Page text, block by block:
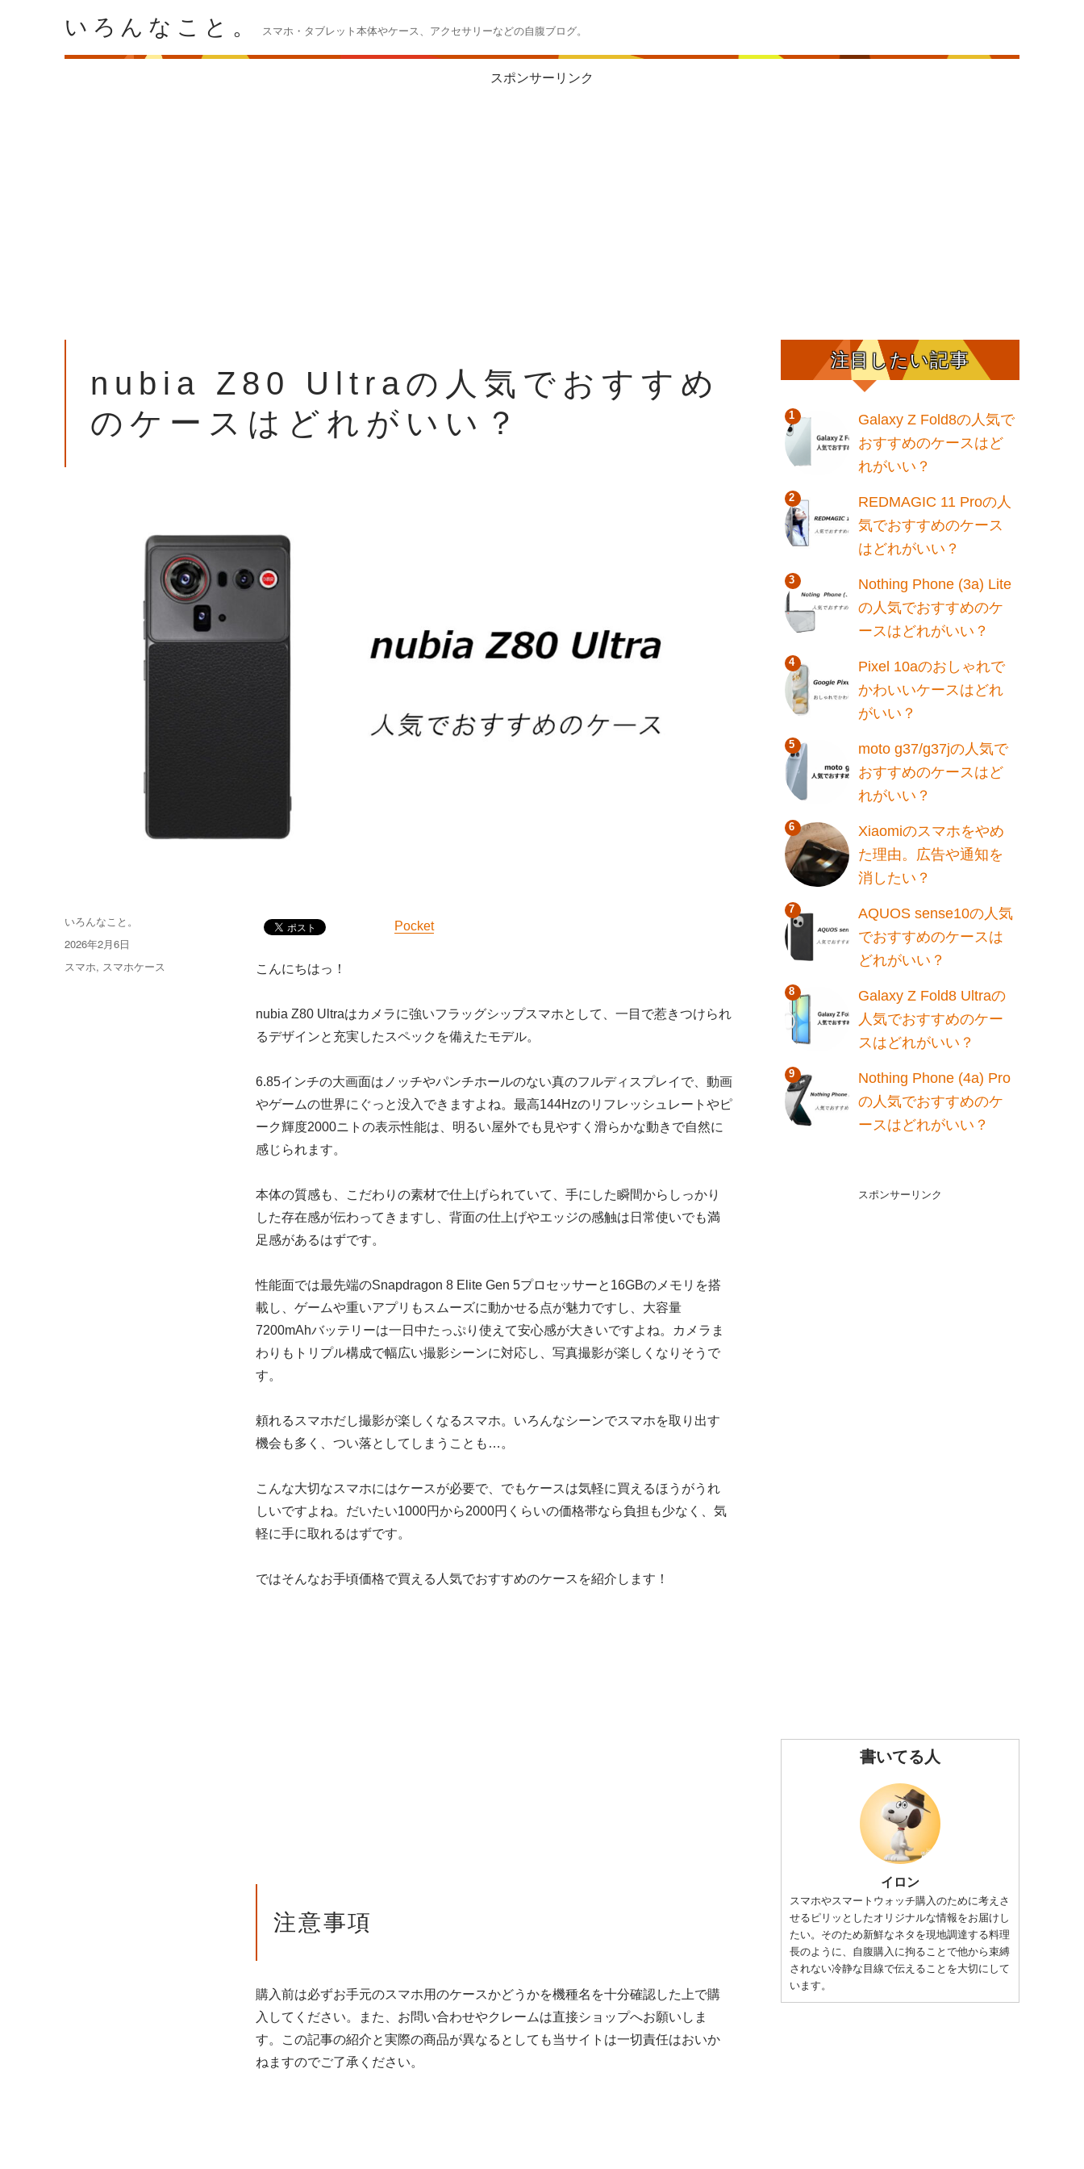
いろんなこと。 スマホ・タブレット本体やケース、アクセサリーなどの自腹ブログ。
スポンサーリンク
nubia Z80 Ultraの人気でおすすめ
のケースはどれがいい？
Pocket
こんにちはっ！
nubia Z80 Ultraはカメラに強いフラッグシップスマホとして、一目で惹きつけられ
るデザインと充実したスペックを備えたモデル。
6.85インチの大画面はノッチやパンチホールのない真のフルディスプレイで、動画
やゲームの世界にぐっと没入できますよね。最高144Hzのリフレッシュレートやピ
ーク輝度2000ニトの表示性能は、明るい屋外でも見やすく滑らかな動きで自然に
感じられます。
本体の質感も、こだわりの素材で仕上げられていて、手にした瞬間からしっかり
した存在感が伝わってきますし、背面の仕上げやエッジの感触は日常使いでも満
足感があるはずです。
性能面では最先端のSnapdragon 8 Elite Gen 5プロセッサーと16GBのメモリを搭
載し、ゲームや重いアプリもスムーズに動かせる点が魅力ですし、大容量
7200mAhバッテリーは一日中たっぷり使えて安心感が大きいですよね。カメラま
わりもトリプル構成で幅広い撮影シーンに対応し、写真撮影が楽しくなりそうで
す。
頼れるスマホだし撮影が楽しくなるスマホ。いろんなシーンでスマホを取り出す
機会も多く、つい落としてしまうことも…。
こんな大切なスマホにはケースが必要で、でもケースは気軽に買えるほうがうれ
しいですよね。だいたい1000円から2000円くらいの価格帯なら負担も少なく、気
軽に手に取れるはずです。
ではそんなお手頃価格で買える人気でおすすめのケースを紹介します！
注意事項
購入前は必ずお手元のスマホ用のケースかどうかを機種名を十分確認した上で購
入してください。また、お問い合わせやクレームは直接ショップへお願いしま
す。この記事の紹介と実際の商品が異なるとしても当サイトは一切責任はおいか
ねますのでご了承ください。
投
稿
いろんなこと。
投
稿
2026年2月6日
カ
スマホ, スマホケース
注目したい記事
Galaxy Z Fold8の人気で
おすすめのケースはど
れがいい？
REDMAGIC 11 Proの人
気でおすすめのケース
はどれがいい？
Nothing Phone (3a) Lite
の人気でおすすめのケ
ースはどれがいい？
Pixel 10aのおしゃれで
かわいいケースはどれ
がいい？
moto g37/g37jの人気で
おすすめのケースはど
れがいい？
Xiaomiのスマホをやめ
た理由。広告や通知を
消したい？
AQUOS sense10の人気
でおすすめのケースは
どれがいい？
Galaxy Z Fold8 Ultraの
人気でおすすめのケー
スはどれがいい？
Nothing Phone (4a) Pro
の人気でおすすめのケ
ースはどれがいい？
スポンサーリンク
書いてる人
イロン
スマホやスマートウォッチ購入のために考えさ
せるピリッとしたオリジナルな情報をお届けし
たい。そのため新鮮なネタを現地調達する料理
長のように、自腹購入に拘ることで他から束縛
されない冷静な目線で伝えることを大切にして
います。